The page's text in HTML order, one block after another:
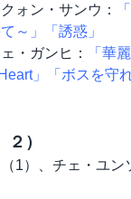
ォン・サンウ：
～」
「誘惑」
・ガンヒ：
「華
」 「ボスを守れ
）
1）、チェ・ユン